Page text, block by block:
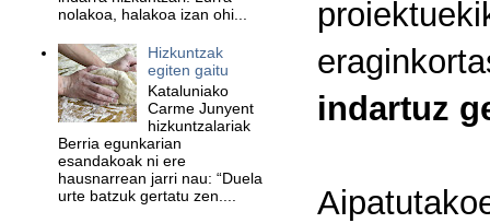
indartuz
nolakoa, halakoa izan ohi...
Hizkuntzak
egiten gaitu
Kataluniako
Carme Junyent
hizkuntzalariak
Berria egunkarian
esandakoak ni ere
hausnarrean jarri nau: “Duela
urte batzuk gertatu zen....